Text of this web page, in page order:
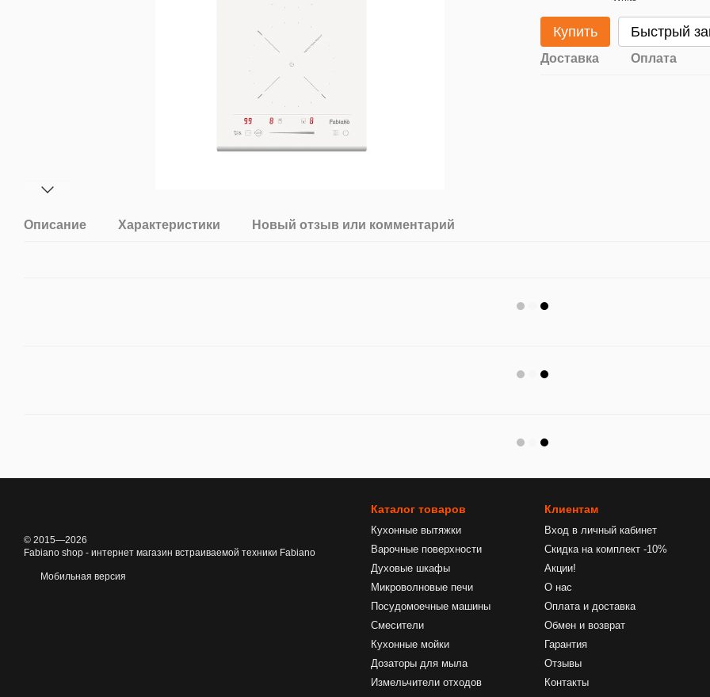
Купить Быстрый
Доставка Оплата
Описание Характеристики Новый отзыв или комментарий
© 2015—2026
Fabiano shop - интернет магазин встраиваемой техники Fabiano
Мобильная версия
Каталог товаров
Кухонные вытяжки
Варочные поверхности
Духовые шкафы
Микроволновые печи
Посудомоечные машины
Смесители
Кухонные мойки
Дозаторы для мыла
Измельчители отходов
Клиентам
Вход в личный кабинет
Скидка на комплект -10%
Акции!
О нас
Оплата и доставка
Обмен и возврат
Гарантия
Отзывы
Контакты